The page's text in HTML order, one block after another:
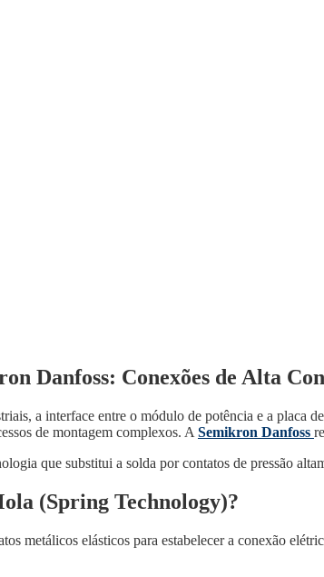
Danfoss: Conexões de Alta
a interface entre o módulo de potência e a
de montagem complexos. A Semikron Danfoss
que substitui a solda por contatos de pressão
(Spring Technology)?
metálicos elásticos para estabelecer a conexão